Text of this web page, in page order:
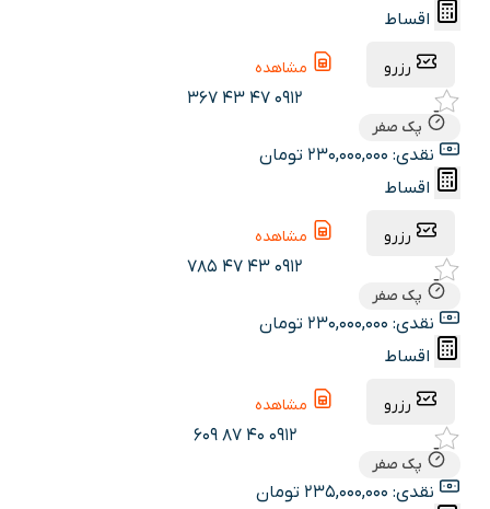
اقساط
رزرو مشاهده
0912 47 43 367
پک صفر
نقدی: 230,000,000 تومان
اقساط
رزرو مشاهده
0912 43 47 785
پک صفر
نقدی: 230,000,000 تومان
اقساط
رزرو مشاهده
0912 40 87 609
پک صفر
نقدی: 235,000,000 تومان